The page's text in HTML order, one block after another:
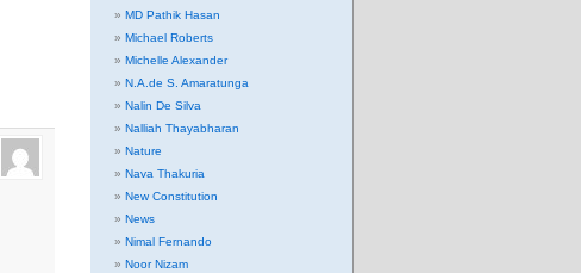
MD Pathik Hasan
Michael Roberts
Michelle Alexander
N.A.de S. Amaratunga
Nalin De Silva
Nalliah Thayabharan
Nature
Nava Thakuria
New Constitution
News
Nimal Fernando
Noor Nizam